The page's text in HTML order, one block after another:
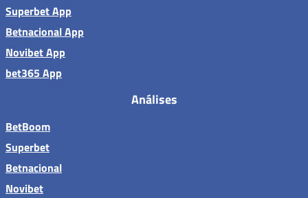
Superbet App
Betnacional App
Novibet App
bet365 App
Análises
BetBoom
Superbet
Betnacional
Novibet